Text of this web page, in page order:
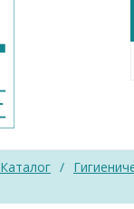
Каталог /